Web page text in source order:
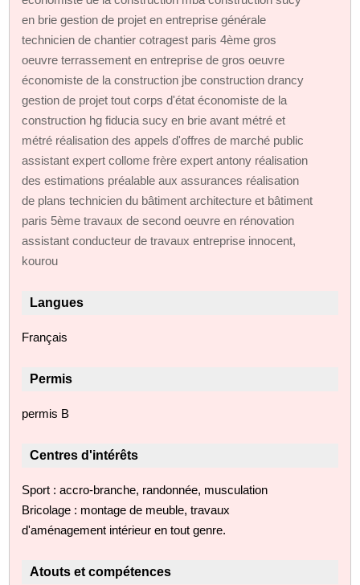
en brie gestion de projet en entreprise générale
technicien de chantier cotragest paris 4ème gros
oeuvre terrassement en entreprise de gros oeuvre
économiste de la construction jbe construction drancy
gestion de projet tout corps d'état économiste de la
construction hg fiducia sucy en brie avant métré et
métré réalisation des appels d'offres de marché public
assistant expert collome frère expert antony réalisation
des estimations préalable aux assurances réalisation
de plans technicien du bâtiment architecture et bâtiment
paris 5ème travaux de second oeuvre en rénovation
assistant conducteur de travaux entreprise innocent,
kourou
Langues
Français
Permis
permis B
Centres d'intérêts
Sport : accro-branche, randonnée, musculation
Bricolage : montage de meuble, travaux
d'aménagement intérieur en tout genre.
Atouts et compétences